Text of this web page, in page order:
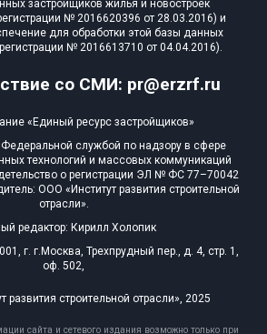
со СМИ: pr@erzrf.ru
застройщиков жилья и новостроек
№ 2016620396 от 28.03.2016) и
для обработки этой базы данных
№ 2016613710 от 04.04.2016).
«Единый ресурс застройщиков»
Федеральной службой по надзору в сфере
технологий и массовых коммуникаций
о регистрации ЭЛ № ФС 77–70042
ООО «Институт развития строительной
отрасли».
редактор: Кирилл Холопик
г. г.Москва, Трехпрудный пер., д. 4, стр. 1,
оф. 502,
развития строительной отрасли», 2025
сайта и сетевого издания возможно только при